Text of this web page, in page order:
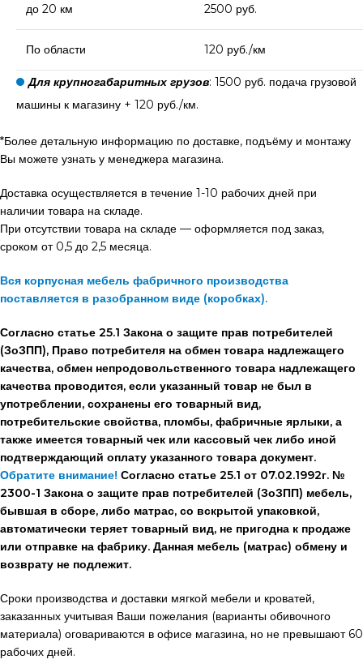
до 20 км 2500 руб.
По области 120 руб./км
Для крупногабаритных грузов: 1500 руб. подача грузовой
машины к магазину + 120 руб./км.
*Более детальную информацию по доставке, подъёму и монтажу
Вы можете узнать у менеджера магазина.
Доставка осуществляется в течение 1-10 рабочих дней при
наличии товара на складе.
При отсутствии товара на складе — оформляется под заказ,
сроком от 0,5 до 2,5 месяца.
Вся корпусная мебель фабричного производства
поставляется в разобранном виде (коробках).
Согласно статье 25.1 Закона о защите прав потребителей
(ЗоЗПП), Право потребителя на обмен товара надлежащего
качества, обмен непродовольственного товара надлежащего
качества проводится, если указанный товар не был в
употреблении, сохранены его товарный вид,
потребительские свойства, пломбы, фабричные ярлыки, а
также имеется товарный чек или кассовый чек либо иной
подтверждающий оплату указанного товара документ.
Обратите внимание! Согласно статье 25.1 от 07.02.1992г. №
2300-1 Закона о защите прав потребителей (ЗоЗПП) мебель,
бывшая в сборе, либо матрас, со вскрытой упаковкой,
автоматически теряет товарный вид, не пригодна к продаже
или отправке на фабрику. Данная мебель (матрас) обмену и
возврату не подлежит.
Сроки производства и доставки мягкой мебели и кроватей,
заказанных учитывая Ваши пожелания (варианты обивочного
материала) оговариваются в офисе магазина, но не превышают 60
рабочих дней.